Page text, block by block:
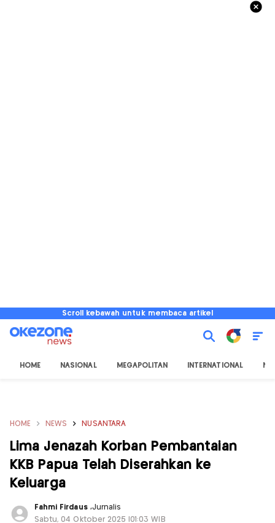
Scroll kebawah untuk membaca artikel
HOME NASIONAL MEGAPOLITAN INTERNATIONAL
HOME NEWS NUSANTARA
Lima Jenazah Korban Pembantaian
KKB Papua Telah Diserahkan ke
Keluarga
Fahmi Firdaus ,Jurnalis
Sabtu, 04 Oktober 2025 |01:03 WIB